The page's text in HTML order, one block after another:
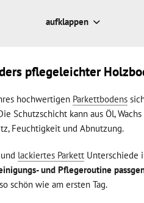
aufklappen
pflegeleichter
hochwertigen Parkettbodens
Schutzschicht kann aus Öl,
Feuchtigkeit und Abnutzung.
und lackiertes Parkett Unterschiede
und Pflegeroutine
schön wie am ersten Tag.